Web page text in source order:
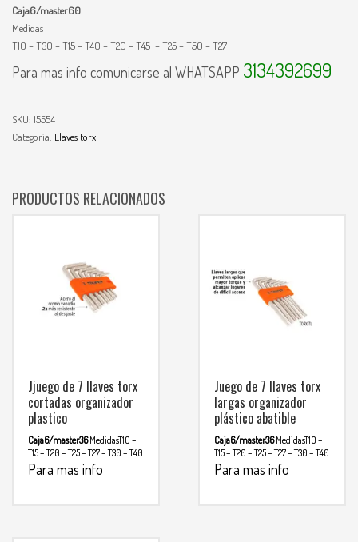
Caja6/master60
Medidas
T10 – T30 – T15 – T40 – T20 – T45 – T25 – T50 – T27
Para mas info comunicarse al WHATSAPP 3134392699
SKU: 15554
Categoría: Llaves torx
PRODUCTOS RELACIONADOS
Jjuego de 7 llaves torx
cortadas organizador
plastico
Caja6/master36 MedidasT10 –
T15 – T20 – T25 – T27 – T30 – T40
Para mas info
Juego de 7 llaves torx
largas organizador
plástico abatible
Caja6/master36 MedidasT10 –
T15 – T20 – T25 – T27 – T30 – T40
Para mas info